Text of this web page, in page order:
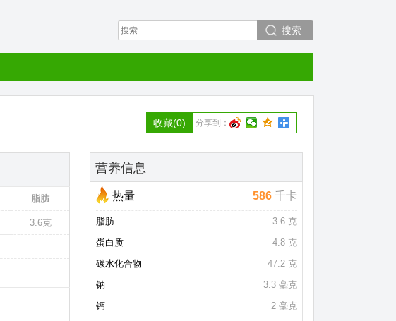
搜索
分享到：
收藏(0)
脂肪
3.6克
营养信息
热量 586千卡
脂肪
3.6 克
蛋白质
4.8 克
碳水化合物
47.2 克
钠
3.3 毫克
钙
2 毫克